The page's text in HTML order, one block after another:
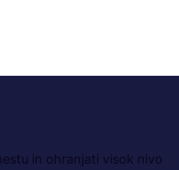
in ohranjati visok nivo